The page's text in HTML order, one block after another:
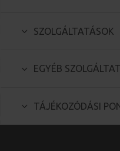
SZOLGÁLTATÁSOK
EGYÉB
TÁJÉKOZÓDÁSI